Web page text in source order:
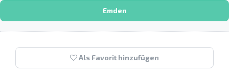
Emden
Als Favorit hinzufügen